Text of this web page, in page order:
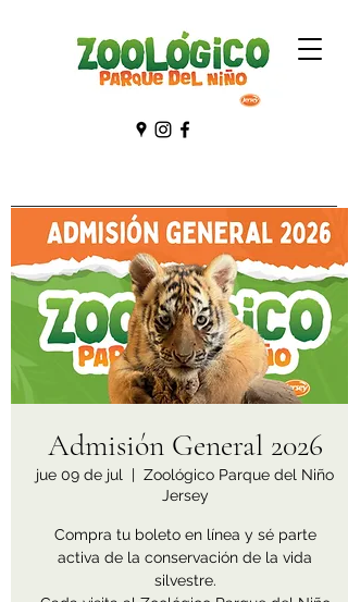
Admisión General 2026
jue 09 de jul
  |
Zoológico Parque del Niño
Jersey
Compra tu boleto en línea y sé parte
activa de la conservación de la vida
silvestre.